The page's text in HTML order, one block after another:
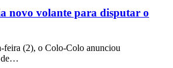
novo volante para disputar o
feira (2), o Colo-Colo anunciou
de…